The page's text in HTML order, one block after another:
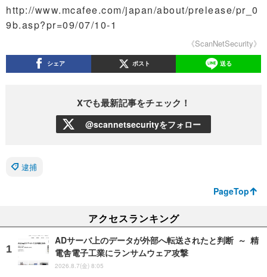
http://www.mcafee.com/japan/about/prelease/pr_0
9b.asp?pr=09/07/10-1
《ScanNetSecurity》
シェア ポスト 送る
Xでも最新記事をチェック！
@scannetsecurityをフォロー
逮捕
PageTop
アクセスランキング
ADサーバ上のデータが外部へ転送されたと判断 ～ 精
電舎電子工業にランサムウェア攻撃
2026.8.7(金) 8:05